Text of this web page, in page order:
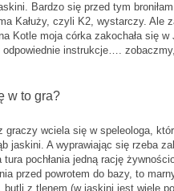
Bardzo się przed tym
Kałuży, czyli K2, wystarczy. Ale
Kotle moja córka zakochała się w
odpowiednie instrukcje….
w to gra?
graczy wciela się w speleologa,
jaskini. A wyprawiając się rzeba
pochłania jedną rację
przed powrotem do bazy, to
butli z tlenem (w jaskini jest wiele